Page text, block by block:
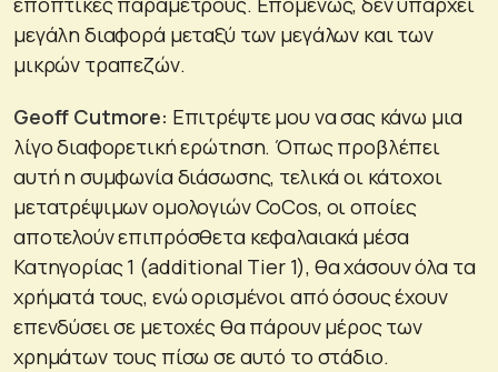
μεγάλη διαφορά μεταξύ των μεγάλων και των
μικρών τραπεζών.
Geoff Cutmore: Επιτρέψτε μου να σας κάνω μια
λίγο διαφορετική ερώτηση. Όπως προβλέπει
αυτή η συμφωνία διάσωσης, τελικά οι κάτοχοι
μετατρέψιμων ομολογιών CoCos, οι οποίες
αποτελούν επιπρόσθετα κεφαλαιακά μέσα
Κατηγορίας 1 (additional Tier 1), θα χάσουν όλα τα
χρήματά τους, ενώ ορισμένοι από όσους έχουν
επενδύσει σε μετοχές θα πάρουν μέρος των
χρημάτων τους πίσω σε αυτό το στάδιο.